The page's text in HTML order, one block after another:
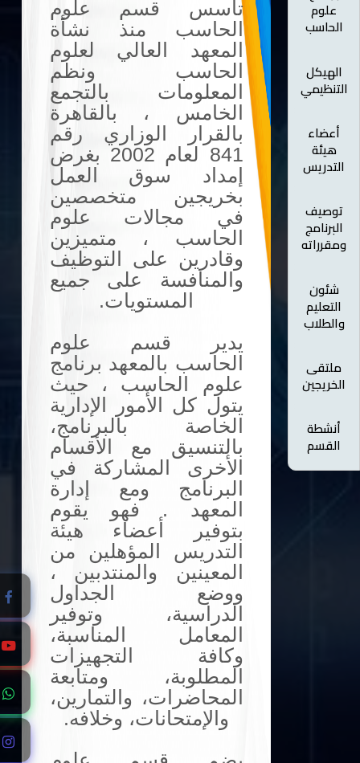
علوم
الحاسب
الهيكل
التنظيمي
أعضاء
هيئة
التدريس
توصيف
البرنامج
ومقرراته
شئون
التعليم
والطلاب
ملتقى
الخريجين
أنشطة
القسم
تأسس قسم علوم
الحاسب منذ نشأة
المعهد العالي لعلوم
الحاسب ونظم
المعلومات بالتجمع
الخامس ، بالقاهرة
بالقرار الوزاري رقم
841 لعام 2002 بغرض
إمداد سوق العمل
بخريجين متخصصين
في مجالات علوم
الحاسب ، متميزين
وقادرين على التوظيف
والمنافسة على جميع
المستويات.
يدير قسم علوم
الحاسب بالمعهد برنامج
علوم الحاسب ، حيث
يتول كل الأمور الإدارية
الخاصة بالبرنامج،
بالتنسيق مع الأقسام
الأخرى المشاركة في
البرنامج ومع إدارة
المعهد . فهو يقوم
بتوفير أعضاء هيئة
التدريس المؤهلين من
المعينين والمنتدبين ،
ووضع الجداول
الدراسية، وتوفير
المعامل المناسبة،
وكافة التجهيزات
المطلوبة، ومتابعة
المحاضرات، والتمارين،
والإمتحانات، وخلافه.